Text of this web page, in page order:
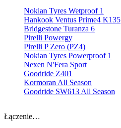
Nokian Tyres Wetproof 1
Hankook Ventus Prime4 K135
Bridgestone Turanza 6
Pirelli Powergy
Pirelli P Zero (PZ4)
Nokian Tyres Powerproof 1
Nexen N'Fera Sport
Goodride Z401
Kormoran All Season
Goodride SW613 All Season
Łączenie…